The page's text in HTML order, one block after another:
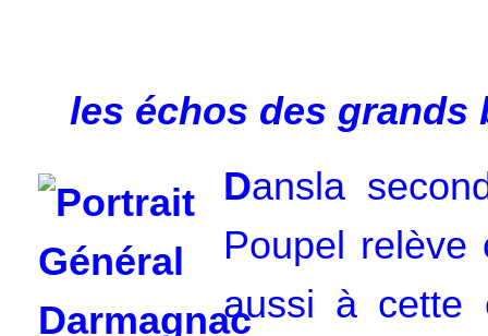
les échos des grands
Dansla
Poupel relève
aussi à cette